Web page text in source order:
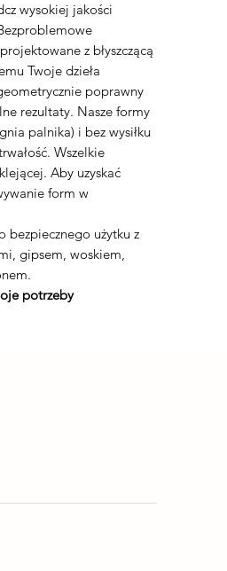
wysokiej jakości
z błyszczącą
Twoje dzieła
poprawny
rezultaty. Nasze formy
palnika) i bez wysiłku
Wszelkie
Aby uzyskać
form w
bezpiecznego użytku z
gipsem, woskiem,
potrzeby